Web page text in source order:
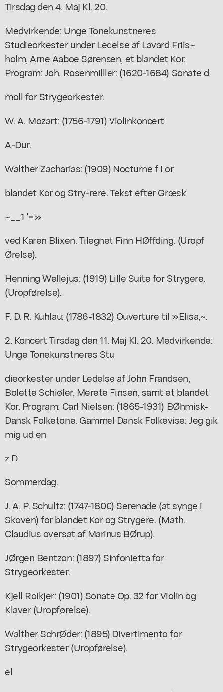
Tirsdag den 4. Maj Kl. 20.
Medvirkende: Unge Tonekunstneres
Studieorkester under Ledelse af Lavard Friis~
holm, Arne Aaboe Sørensen, et blandet Kor.
Program: Joh. Rosenmilller: (1620-1684) Sonate d
moll for Strygeorkester.
W. A. Mozart: (1756-1791) Violinkoncert
A-Dur.
Walther Zacharias: (1909) Nocturne f I or
blandet Kor og Stry-rere. Tekst efter Græsk
~__1 '=»
ved Karen Blixen. Tilegnet Finn HØffding. (Uropf
Ørelse).
Henning Wellejus: (1919) Lille Suite for Strygere.
(Uropførelse).
F. D. R. Kuhlau: (1786-1832) Ouverture til »Elisa,~.
2. Koncert Tirsdag den 11. Maj Kl. 20. Medvirkende:
Unge Tonekunstneres Stu
dieorkester under Ledelse af John Frandsen,
Bolette Schiøler, Merete Finsen, samt et blandet
Kor. Program: Carl Nielsen: (1865-1931) BØhmisk-
Dansk Folketone. Gammel Dansk Folkevise: Jeg gik
mig ud en
z D
Sommerdag.
J. A. P. Schultz: (1747-1800) Serenade (at synge i
Skoven) for blandet Kor og Strygere. (Math.
Claudius oversat af Marinus BØrup).
JØrgen Bentzon: (1897) Sinfonietta for
Strygeorkester.
Kjell Roikjer: (1901) Sonate Op. 32 for Violin og
Klaver (Uropførelse).
Walther SchrØder: (1895) Divertimento for
Strygeorkester (Uropførelse).
el